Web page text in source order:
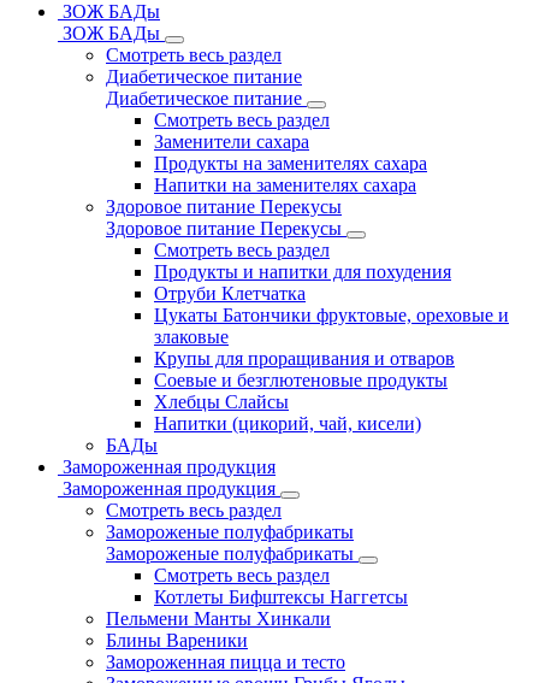
ЗОЖ БАДы
ЗОЖ БАДы
Смотреть весь раздел
Диабетическое питание
Диабетическое питание
Смотреть весь раздел
Заменители сахара
Продукты на заменителях сахара
Напитки на заменителях сахара
Здоровое питание Перекусы
Здоровое питание Перекусы
Смотреть весь раздел
Продукты и напитки для похудения
Отруби Клетчатка
Цукаты Батончики фруктовые, ореховые и
злаковые
Крупы для проращивания и отваров
Соевые и безглютеновые продукты
Хлебцы Слайсы
Напитки (цикорий, чай, кисели)
БАДы
Замороженная продукция
Замороженная продукция
Смотреть весь раздел
Замороженые полуфабрикаты
Замороженые полуфабрикаты
Смотреть весь раздел
Котлеты Бифштексы Наггетсы
Пельмени Манты Хинкали
Блины Вареники
Замороженная пицца и тесто